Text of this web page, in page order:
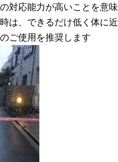
対応能力が高いことを意味
は、できるだけ低く体に近
ご使用を推奨します